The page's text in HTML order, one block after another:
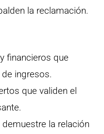
la reclamación.
financieros que
ingresos.
que validen el
la relación